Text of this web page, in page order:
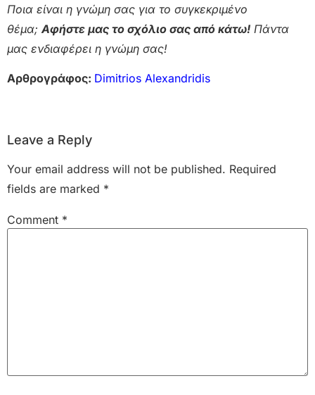
Ποια είναι η γνώμη σας για το συγκεκριμένο
θέμα; Αφήστε μας το σχόλιο σας από κάτω! Πάντα
μας ενδιαφέρει η γνώμη σας!
Αρθρογράφος: Dimitrios Alexandridis
Leave a Reply
Your email address will not be published. Required
fields are marked *
Comment *